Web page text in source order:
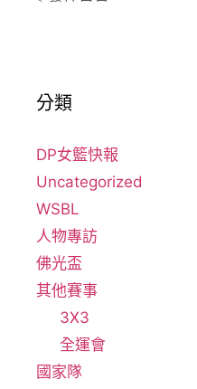
分類
DP女籃快報
Uncategorized
WSBL
人物專訪
佛光盃
其他賽事
3X3
全運會
國家隊